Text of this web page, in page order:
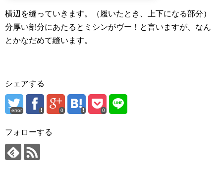
横辺を縫っていきます。（履いたとき、上下になる部分）
分厚い部分にあたるとミシンがヴー！と言いますが、なん
とかなだめて縫います。
シェアする
error 0 0
フォローする